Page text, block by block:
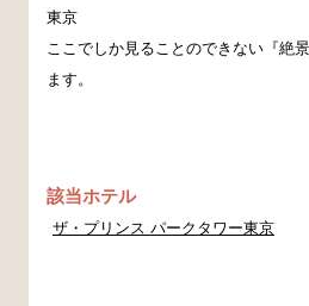
東京
ここでしか見ることのできない『絶
ます。
該当ホテル
ザ・プリンス パークタワー東京